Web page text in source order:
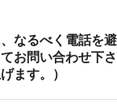
なるべく電話を避
お問い合わせ下さ
ます。）